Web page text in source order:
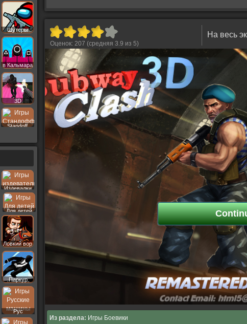
Оценок: 207 (средняя 3.9 из 5)
На весь
Из раздела: Игры Боевики
Шутеры
в Кальмара
3D
Standoff
Издевалки
Для детей
Ловкий вор
Паркур
Рус
Машины